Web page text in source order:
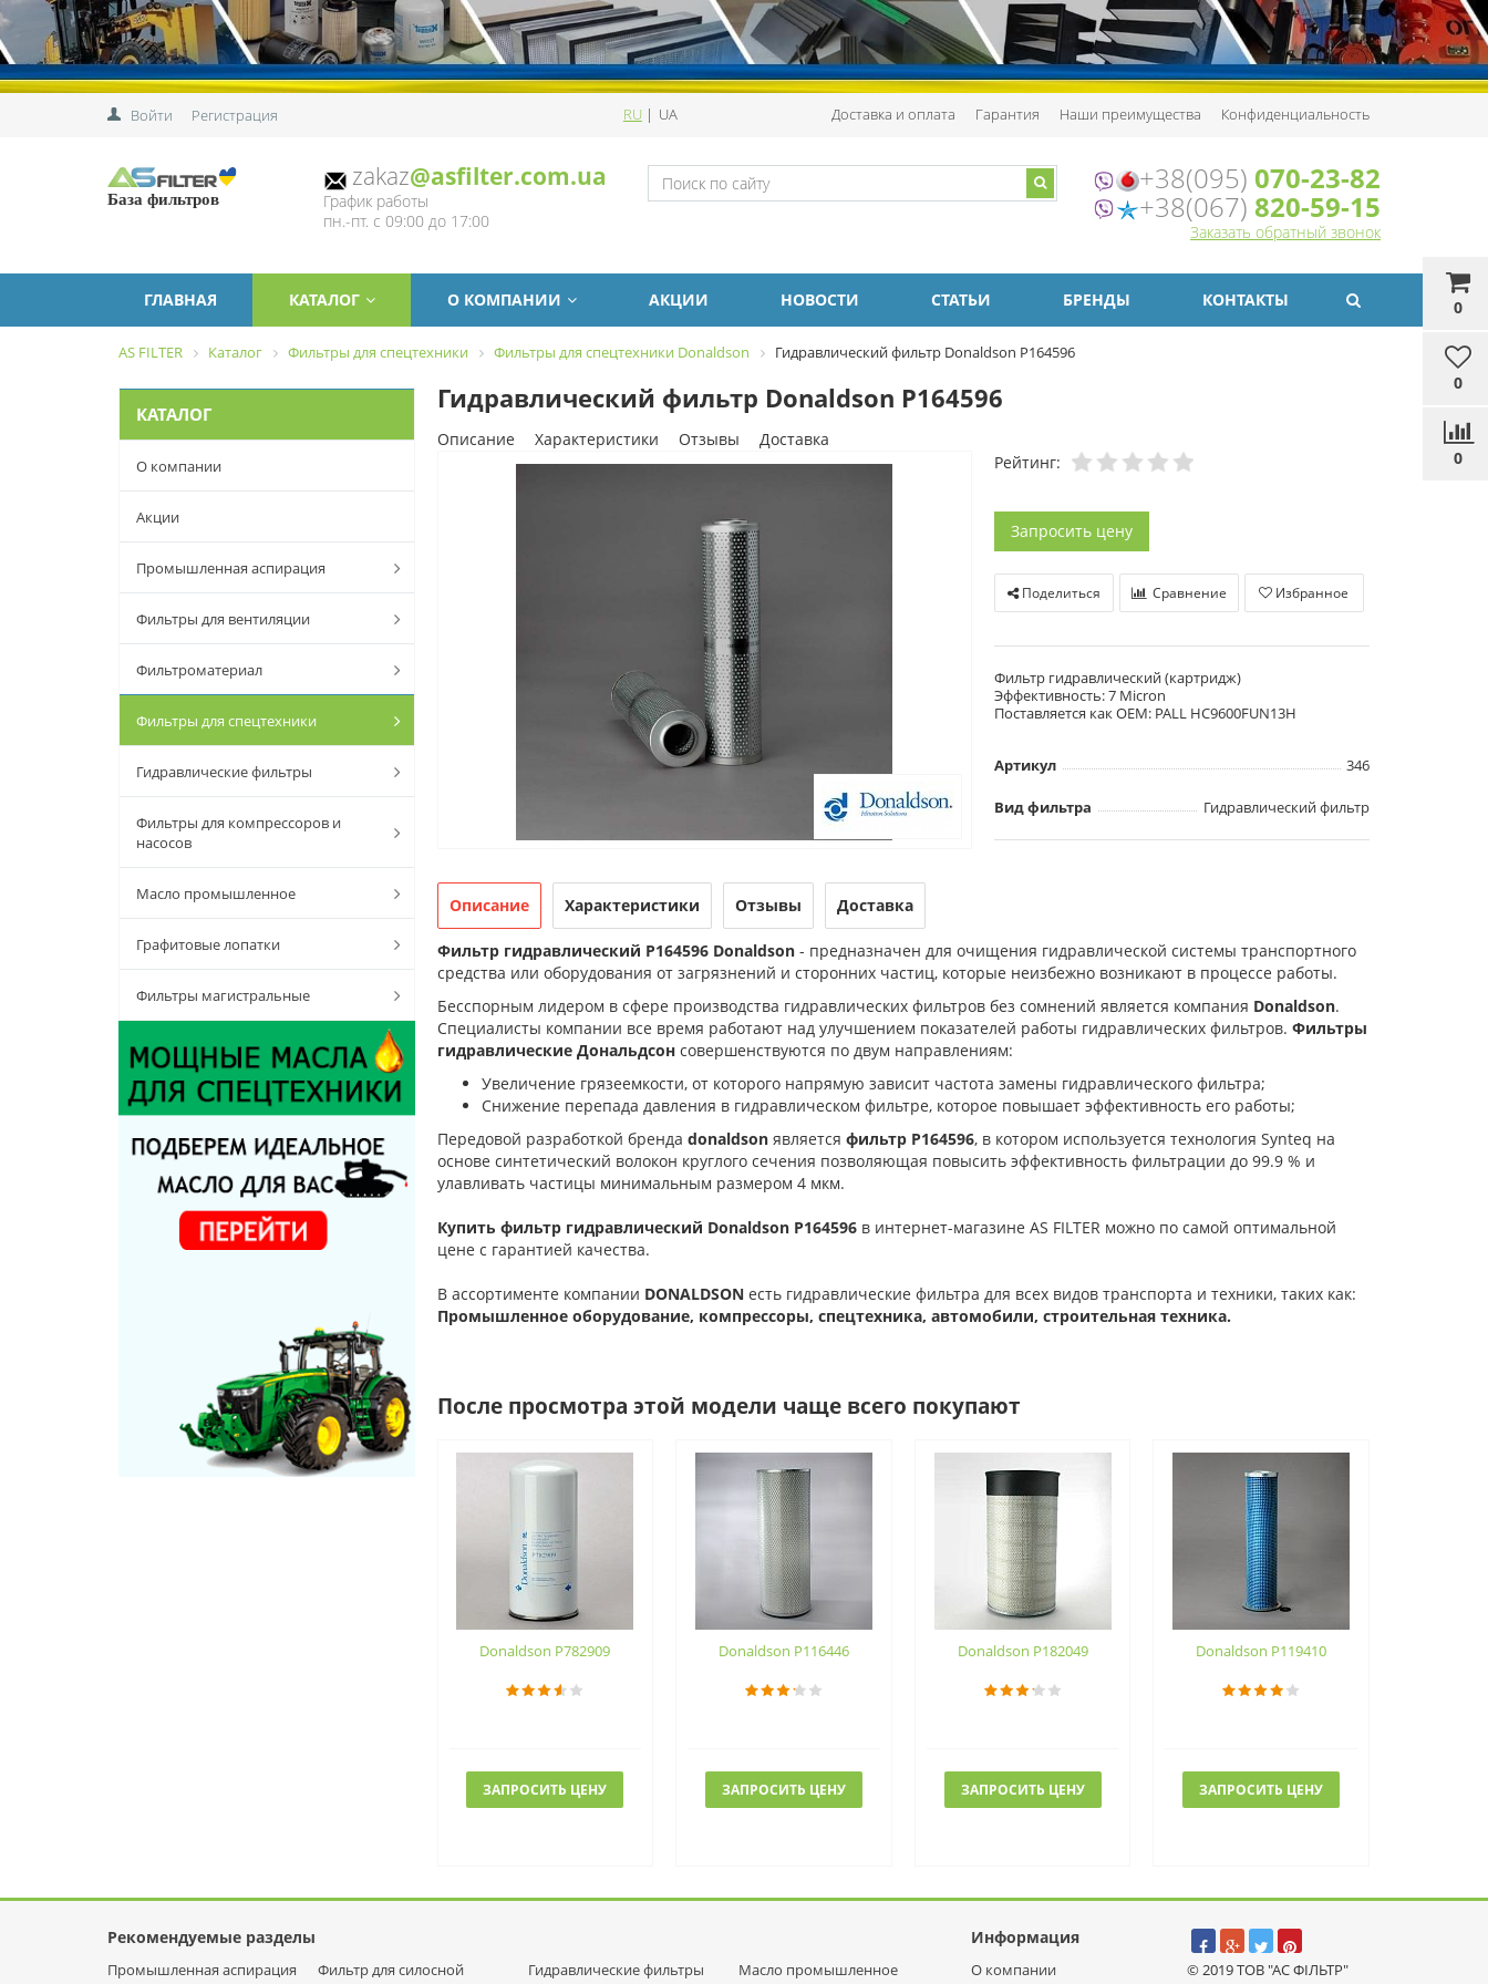
Войти Регистрация RU| UA Доставка и оплата Гарантия Наши преимущества Конфиденциальность
0
0
0
База фильтров
zakaz@asfilter.com.ua
График работы
пн.-пт. с 09:00 до 17:00
+38(095) 070-23-82
+38(067) 820-59-15
Заказать обратный звонок
ГЛАВНАЯ КАТАЛОГ О КОМПАНИИ АКЦИИ НОВОСТИ СТАТЬИ БРЕНДЫ КОНТАКТЫ
AS FILTER Каталог Фильтры для спецтехники Фильтры для спецтехники Donaldson Гидравлический фильтр Donaldson P164596
КАТАЛОГ
О компании
Акции
Промышленная аспирация
Фильтры для вентиляции
Фильтроматериал
Фильтры для спецтехники
Гидравлические фильтры
Фильтры для компрессоров и
насосов
Масло промышленное
Графитовые лопатки
Фильтры магистральные
Гидравлический фильтр Donaldson P164596
Описание Характеристики Отзывы
Доставка
Рейтинг:
Запросить цену
Поделиться Сравнение Избранное
Фильтр гидравлический (картридж)
Эффективность: 7 Micron
Поставляется как OEM: PALL HC9600FUN13H
Артикул 346
Вид фильтра Гидравлический фильтр
Описание Характеристики Отзывы Доставка
Фильтр гидравлический P164596 Donaldson- предназначен для очищения гидравлической системы транспортного
средства или оборудования от загрязнений и сторонних частиц, которые неизбежно возникают в процессе работы.
Бесспорным лидером в сфере производства гидравлических фильтров без сомнений является компания Donaldson.
Специалисты компании все время работают над улучшением показателей работы гидравлических фильтров. Фильтры
гидравлические Дональдсонсовершенствуются по двум направлениям:
Увеличение грязеемкости, от которого напрямую зависит частота замены гидравлического фильтра;
Снижение перепада давления в гидравлическом фильтре, которое повышает эффективность его работы;
Передовой разработкой бренда donaldsonявляется фильтр P164596, в котором используется технология Synteq на
основе синтетический волокон круглого сечения позволяющая повысить эффективность фильтрации до 99.9 % и
улавливать частицы минимальным размером 4 мкм.
Купить фильтр гидравлический Donaldson P164596в интернет-магазине AS FILTER можно по самой оптимальной
цене с гарантией качества.
В ассортименте компании DONALDSONесть гидравлические фильтра для всех видов транспорта и техники, таких как:
Промышленное оборудование, компрессоры, спецтехника, автомобили, строительная техника.
После просмотра этой модели чаще всего покупают
Donaldson P782909
ЗАПРОСИТЬ ЦЕНУ
Donaldson P116446
ЗАПРОСИТЬ ЦЕНУ
Donaldson P182049
ЗАПРОСИТЬ ЦЕНУ
Donaldson P119410
ЗАПРОСИТЬ ЦЕНУ
Рекомендуемые разделы Информация
Промышленная аспирация Фильтр для силосной Гидравлические фильтры Масло промышленное О компании © 2019 ТОВ "АС ФІЛЬТР"